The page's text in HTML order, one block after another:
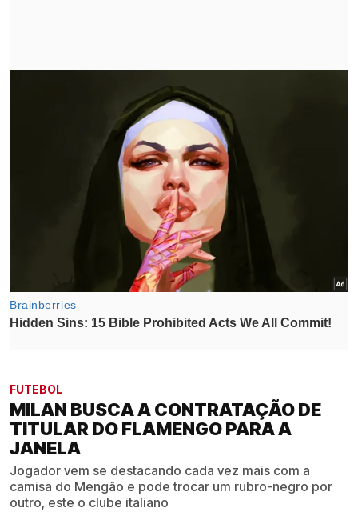
FUTEBOL
MILAN BUSCA A CONTRATAÇÃO DE
TITULAR DO FLAMENGO PARA A
JANELA
Jogador vem se destacando cada vez mais com a
camisa do Mengão e pode trocar um rubro-negro por
outro, este o clube italiano